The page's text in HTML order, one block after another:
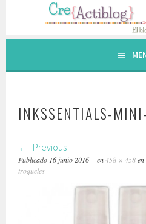
contenido.
INKSSENTIALS-
Previous
Publicado 16 junio 2016 en458 × 458en
troqueles